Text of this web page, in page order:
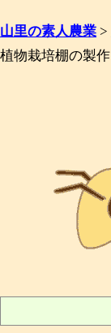
山里の素人農業 >
植物栽培棚の製作